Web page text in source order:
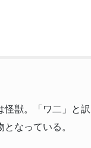
怪獣。「ワ二」と訳
なっている。